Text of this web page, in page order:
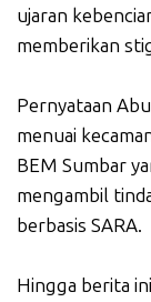
ujaran
memberikan
Pernyataan
menuai
BEM Sumbar
mengambil
berbasis SARA.
Hingga berita